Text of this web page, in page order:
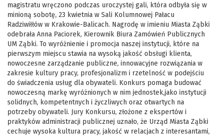
magistratu wręczono podczas uroczystej gali, która odbyła się w
minioną sobotę, 23 kwietnia w Sali Kolumnowej Pałacu
Radziwiłłów w Krakowie-Balicach. Nagrodę w imieniu Miasta Ząbki
odebrała Anna Paciorek, Kierownik Biura Zamówień Publicznych
UM Ząbki. To wyróżnienie i promocja naszej instytucji, które na
pierwszym miejscu stawia na wysoką jakość obsługi klienta,
nowoczesne zarządzanie publiczne, innowacyjne rozwiązania w
zakresie kultury pracy, profesjonalizm i rzetelność w podejściu
do świadczenia usług dla obywateli. Konkurs pomaga budować
nowoczesną markę wyróżnionych w nim jednostek,jako instytucji
solidnych, kompetentnych i życzliwych oraz otwartych na
potrzeby obywateli. Jury Konkursu, złożone z ekspertów i
praktyków administracji publicznej uznało, że Urząd Miasta Ząbki
cechuje wysoka kultura pracy, jakość w relacjach z interesantami,